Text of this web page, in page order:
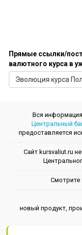
Прямые ссылки/
валютного курса в
Эволюция курсa
Вся
Центральный
предоставляется
Сайт kursvaliut.ru
Смотрите
новый продукт,